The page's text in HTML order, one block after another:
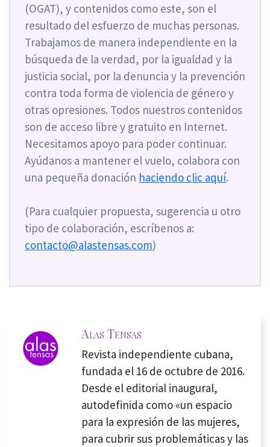
(OGAT), y contenidos como este, son el
resultado del esfuerzo de muchas personas.
Trabajamos de manera independiente en la
búsqueda de la verdad, por la igualdad y la
justicia social, por la denuncia y la prevención
contra toda forma de violencia de género y
otras opresiones. Todos nuestros contenidos
son de acceso libre y gratuito en Internet.
Necesitamos apoyo para poder continuar.
Ayúdanos a mantener el vuelo, colabora con
una pequeña donación haciendo clic aquí.
(Para cualquier propuesta, sugerencia u otro
tipo de colaboración, escríbenos a:
contacto@alastensas.com)
Alas Tensas
Revista independiente cubana,
fundada el 16 de octubre de 2016.
Desde el editorial inaugural,
autodefinida como «un espacio
para la expresión de las mujeres,
para cubrir sus problemáticas y las